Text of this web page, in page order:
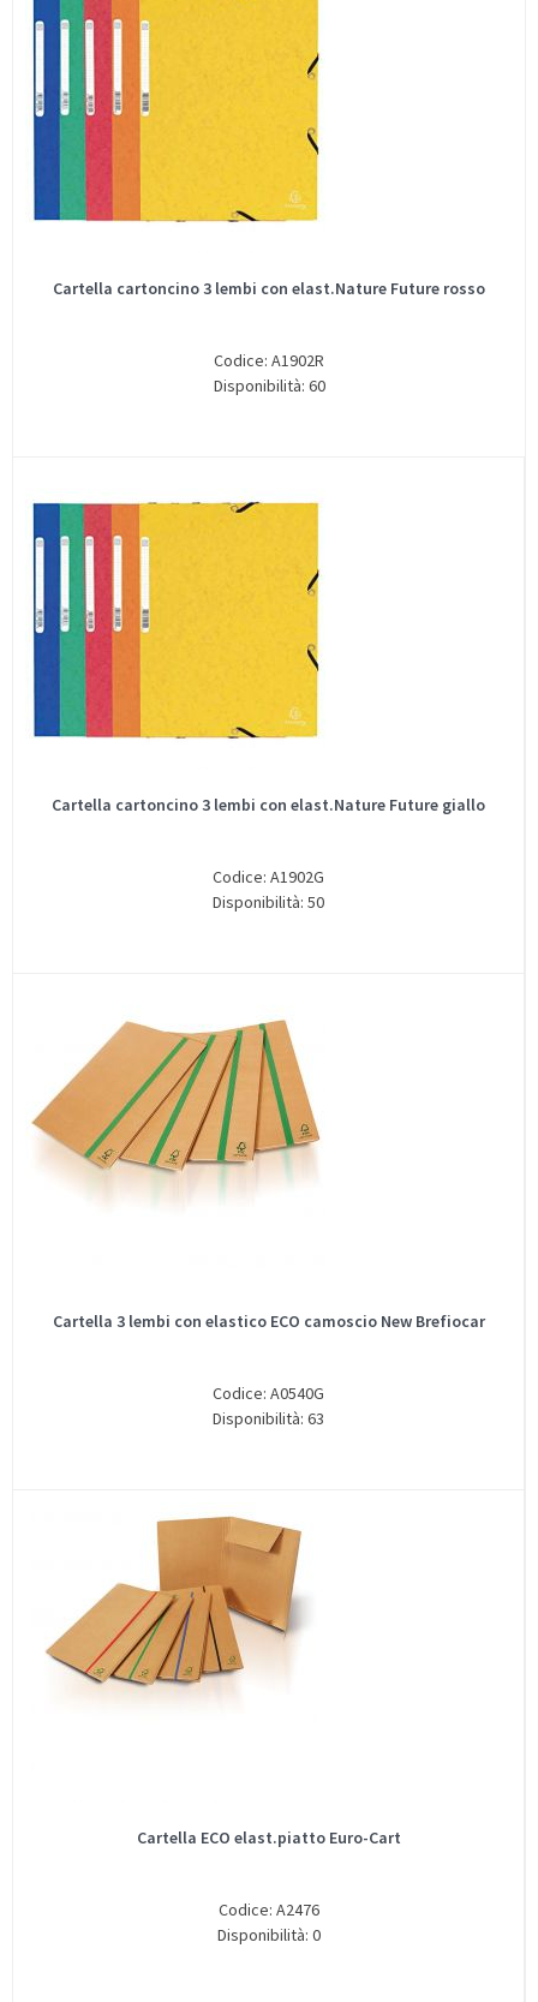
Cartella cartoncino 3 lembi con elast.Nature Future rosso
Codice: A1902R
Disponibilità: 60
Cartella cartoncino 3 lembi con elast.Nature Future giallo
Codice: A1902G
Disponibilità: 50
Cartella 3 lembi con elastico ECO camoscio New Brefiocar
Codice: A0540G
Disponibilità: 63
Cartella ECO elast.piatto Euro-Cart
Codice: A2476
Disponibilità: 0